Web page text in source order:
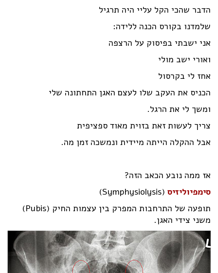
הדבר שהכי הקל עליי היה תרגיל
שלמדנו בקורס הכנה ללידה:
אני ישבתי בפיסוק על הרצפה
ואורי ישב מולי
אחז לי בקרסול
הכניס את העקב שלו לעצם האגן התחתונה שלי
ומשך לי את הרגל.
צריך לעשות זאת בזוית מאוד ספציפית
אבל ההקלה הייתה מיידית ונמשכה זמן מה.
אז ממה נובע הכאב הזה?
סימפיוליזיס (Symphysiolysis)
תופעה של התרחבות המפרק בין עצמות החיק (Pubis)
משני צידי האגן.